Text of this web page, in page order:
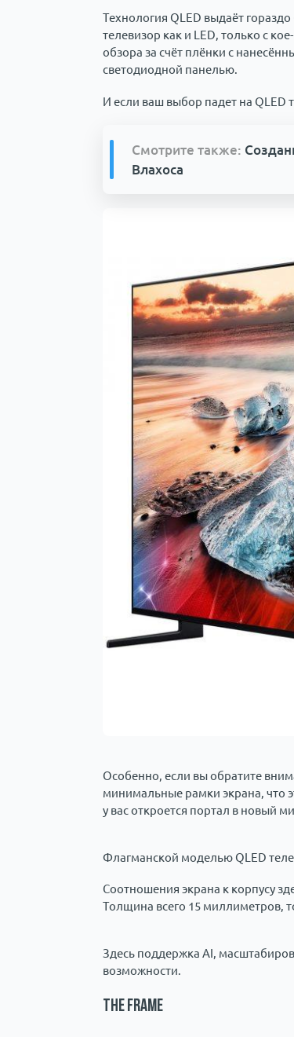
Технология QLED выдаёт
телевизор как и LED, только с
обзора за счёт плёнки с
светодиодной панелью.
И если ваш выбор падет на QLED
Смотрите также:
Влахоса
Особенно, если вы обратите
минимальные рамки экрана, что
у вас откроется портал в новый
Флагманской моделью QLED
Соотношения экрана к корпусу
Толщина всего 15 миллиметров,
Здесь поддержка AI,
возможности.
The frame